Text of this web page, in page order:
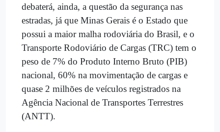
debaterá, ainda, a questão da segurança nas
estradas, já que Minas Gerais é o Estado que
possui a maior malha rodoviária do Brasil, e o
Transporte Rodoviário de Cargas (TRC) tem o
peso de 7% do Produto Interno Bruto (PIB)
nacional, 60% na movimentação de cargas e
quase 2 milhões de veículos registrados na
Agência Nacional de Transportes Terrestres
(ANTT).